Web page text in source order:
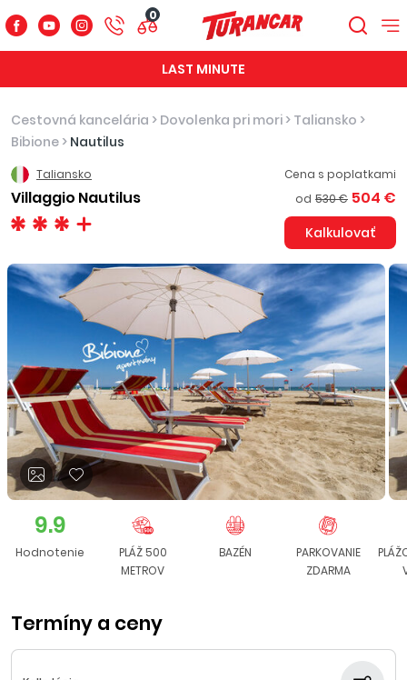
0
LAST MINUTE
Cestovná kancelária > Dovolenka pri mori > Taliansko >
Bibione > Nautilus
Taliansko
Villaggio Nautilus
Cena s poplatkami
od 530 € 504 €
Kalkulovať
9.9
Hodnotenie
PLÁŽ 500
METROV
BAZÉN
PARKOVANIE
ZDARMA
Termíny a ceny